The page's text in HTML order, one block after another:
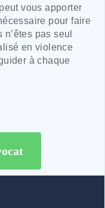
vous apporter
pour faire
pas seul
en violence
à chaque